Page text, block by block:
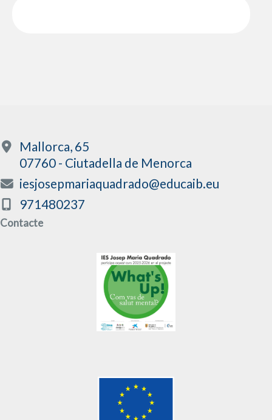
Mallorca, 65
07760 - Ciutadella de Menorca
iesjosepmariaquadrado@educaib.eu
971480237
Contacte